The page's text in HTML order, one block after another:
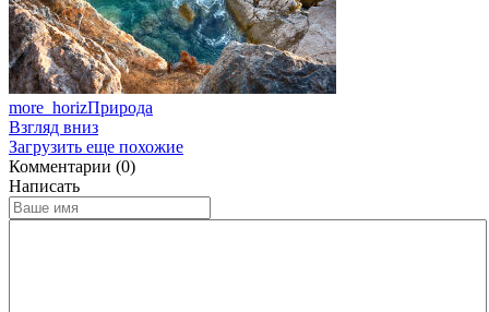
more_horizПрирода
Взгляд вниз
Загрузить еще похожие
Комментарии (0)
Написать